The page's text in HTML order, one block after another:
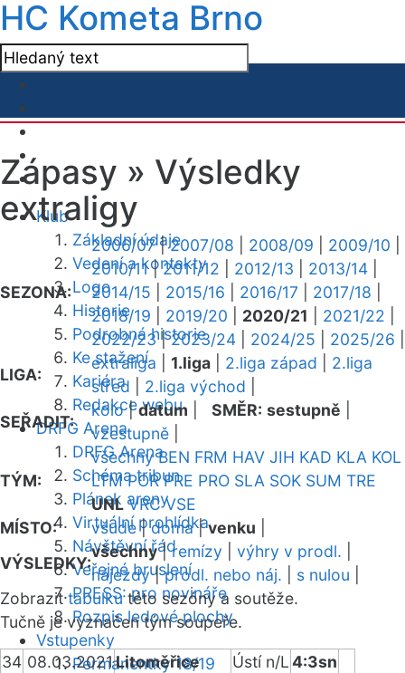
HC Kometa Brno
Klub
Základní údaje
Vedení a kontakty
Logo
Historie
Podrobná historie
Ke stažení
Kariéra
Redakce webu
DRFG Arena
DRFG Arena
Schéma tribun
Plánek areny
Virtuální prohlídka
Návštěvní řád
Veřejné bruslení
PRESS: pro novináře
Rozpis ledové plochy
Vstupenky
Permanentky 18/19
Zápasy » Výsledky
extraligy
SEZONA:
2006/07|2007/08 2008/09 2009/10
2010/11|2011/12 2012/13 2013/14
2014/15
2015/16 2016/17 2017/18
2018/19
2019/20 2020/21 2021/22
2022/23|2023/24 2024/25 2025/26
LIGA:
extraliga 1.liga 2.liga západ
2.liga
střed
2.liga východ
SEŘADIT:
kolo|datum SMĚR: sestupně
vzestupně
TÝM:
všechny BEN FRM HAV JIH KAD KLA KOL
LTM POR PRE PRO SLA SOK SUM TRE
UNL VRC VSE
MÍSTO:
všude|doma|venku
VÝSLEDKY:
všechny|remízy výhry v prodl.
nájezdy|prodl. nebo náj. s nulou
Zobrazittabulkutéto sezóny a soutěže.
Tučně je vyznačen tým soupeře.
34 08.03.2021Litoměřice Ústí n/L4:3sn